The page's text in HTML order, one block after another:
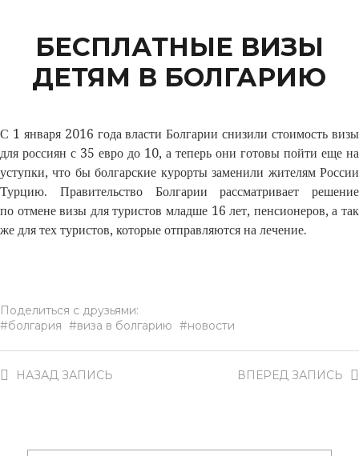
БЕСПЛАТНЫЕ ВИЗЫ
ДЕТЯМ В БОЛГАРИЮ
С 1 января 2016 года власти Болгарии снизили стоимость визы
для россиян с 35 евро до 10, а теперь они готовы пойти еще на
уступки, что бы болгарские курорты заменили жителям России
Турцию. Правительство Болгарии рассматривает решение
по отмене визы для туристов младше 16 лет, пенсионеров, а так
же для тех туристов, которые отправляются на лечение.
Поделиться с друзьями:
болгария
виза в болгарию новости
ВПЕРЕД ЗАПИСЬ
НАЗАД ЗАПИСЬ